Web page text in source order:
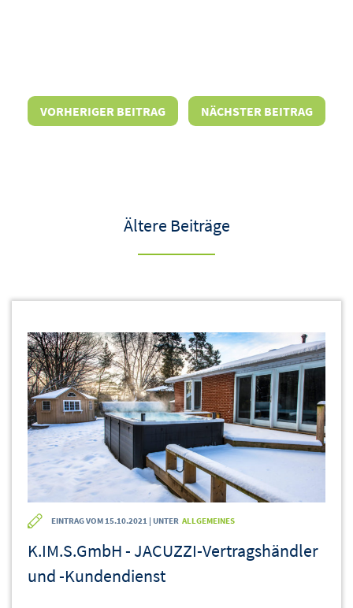
VORHERIGER BEITRAG NÄCHSTER BEITRAG
Ältere Beiträge
EINTRAG VOM 15.10.2021 | UNTER ALLGEMEINES
K.IM.S.GmbH - JACUZZI-Vertragshändler
und -Kundendienst